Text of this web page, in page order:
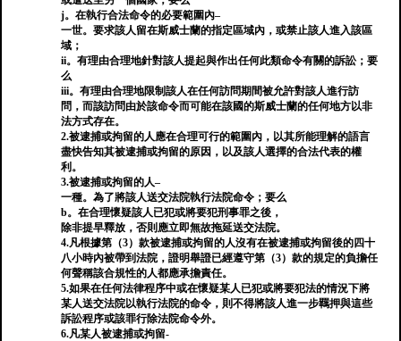
j。在執行合法命令的必要範圍內–
一世。要求該人留在斯威士蘭的指定區域內，或禁止該人進入該區
域；
ii。有理由合理地針對該人提起與作出任何此類命令有關的訴訟；要
么
iii。有理由合理地限制該人在任何訪問期間被允許對該人進行訪
問，而該訪問由於該命令而可能在該國的斯威士蘭的任何地方以非
法方式存在。
2.被逮捕或拘留的人應在合理可行的範圍內，以其所能理解的語言
盡快告知其被逮捕或拘留的原因，以及該人選擇的合法代表的權
利。
3.被逮捕或拘留的人–
一種。為了將該人送交法院執行法院命令；要么
b。在合理懷疑該人已犯或將要犯刑事罪之後，
除非提早釋放，否則應立即無故拖延送交法院。
4.凡根據第（3）款被逮捕或拘留的人沒有在被逮捕或拘留後的四十
八小時內被帶到法院，證明舉證已經遵守第（3）款的規定的負擔任
何聲稱該合規性的人都應承擔責任。
5.如果在任何法律程序中或在懷疑某人已犯或將要犯法的情況下將
某人送交法院以執行法院的命令，則不得將該人進一步羈押與這些
訴訟程序或該罪行除法院命令外。
6.凡某人被逮捕或拘留-